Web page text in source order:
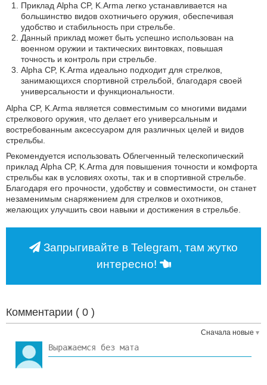
Приклад Alpha CP, K.Arma легко устанавливается на
большинство видов охотничьего оружия, обеспечивая
удобство и стабильность при стрельбе.
Данный приклад может быть успешно использован на
военном оружии и тактических винтовках, повышая
точность и контроль при стрельбе.
Alpha CP, K.Arma идеально подходит для стрелков,
занимающихся спортивной стрельбой, благодаря своей
универсальности и функциональности.
Alpha CP, K.Arma является совместимым со многими видами
стрелкового оружия, что делает его универсальным и
востребованным аксессуаром для различных целей и видов
стрельбы.
Рекомендуется использовать Облегченный телескопический
приклад Alpha CP, K.Arma для повышения точности и комфорта
стрельбы как в условиях охоты, так и в спортивной стрельбе.
Благодаря его прочности, удобству и совместимости, он станет
незаменимым снаряжением для стрелков и охотников,
желающих улучшить свои навыки и достижения в стрельбе.
Запрыгивайте в Telegram, там жутко
интересно!
Комментарии ( 0 )
Сначала новые